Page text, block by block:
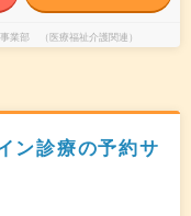
業部 （医療福祉介護関連）
ン診療の予約サ